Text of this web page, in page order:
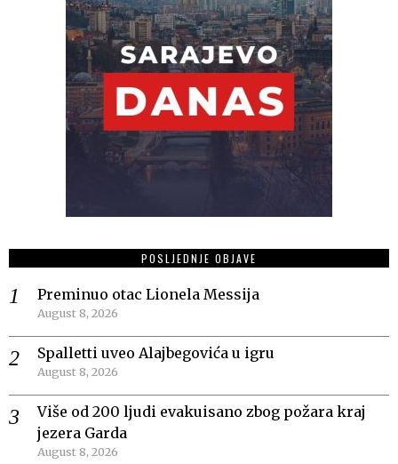
POSLJEDNJE OBJAVE
Preminuo otac Lionela Messija
August 8, 2026
Spalletti uveo Alajbegovića u igru
August 8, 2026
Više od 200 ljudi evakuisano zbog požara kraj
jezera Garda
August 8, 2026